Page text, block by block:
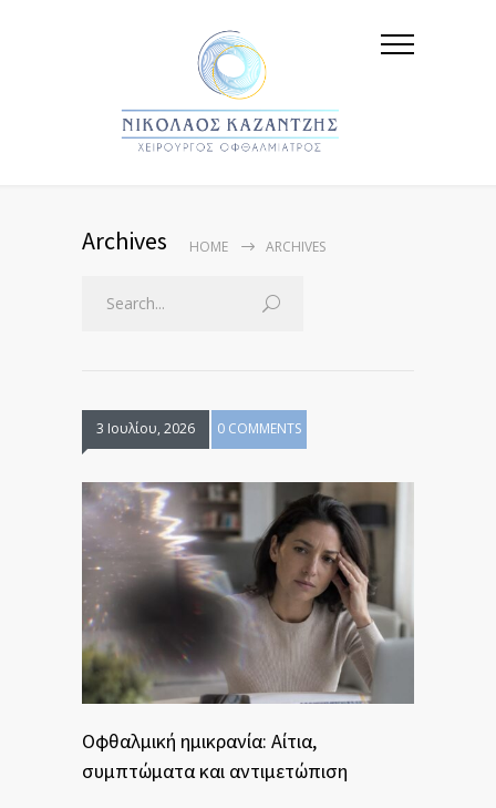
Archives HOME ARCHIVES
3 Ιουλίου, 2026 0 COMMENTS
Οφθαλμική ημικρανία: Αίτια,
συμπτώματα και αντιμετώπιση